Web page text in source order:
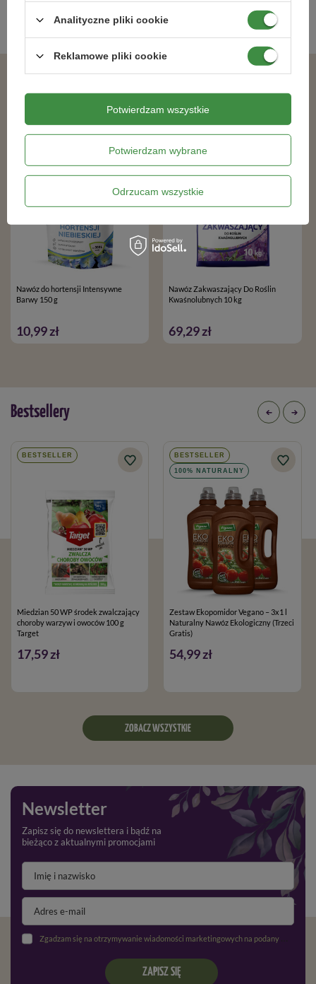
Nawozy dla roślin ozdobnych,
Podobne produkty
Nawóz do hortensji Intensywne
Barwy 150 g
10,99 zł
Nawóz Zakwaszający Do Roślin
Kwaśnolubnych 10 kg
69,29 zł
Bestsellery
BESTSELLER
Miedzian 50 WP środek zwalczający
choroby warzyw i owoców 100 g
Target
17,59 zł
BESTSELLER
100% NATURALNY
Zestaw Ekopomidor Vegano – 3x1 l
Naturalny Nawóz Ekologiczny (Trzeci
Gratis)
54,99 zł
ZOBACZ WSZYSTKIE
Newsletter
Zapisz się do newslettera i bądź na
bieżąco z aktualnymi promocjami
Zgadzam się na otrzymywanie wiadomości marketingowych na podany adres e-mail oraz przetwarzanie danych osobowych zgodnie z
ZAPISZ SIĘ
Analityczne pliki cookie
Reklamowe pliki cookie
Potwierdzam wybrane
Odrzucam wszystkie
Potwierdzam wszystkie